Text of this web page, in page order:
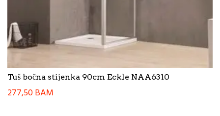
Tuš bočna stijenka 90cm Eckle NAA6310
277,50BAM